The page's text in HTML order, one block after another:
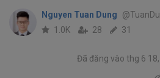
Nguyen Tuan Dung
1.0K 28 31
Đã đăng vào thg 6